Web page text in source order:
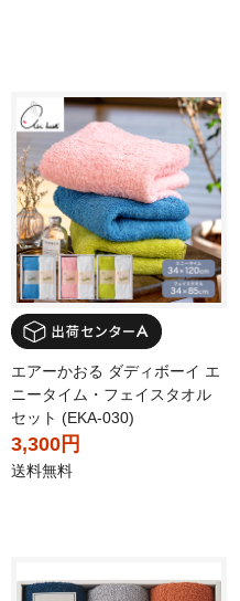
エアーかおる ダディボーイ エ
ニータイム・フェイスタオル
セット (EKA-030)
3,300円
送料無料